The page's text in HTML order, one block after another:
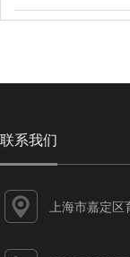
联系我们
上海市嘉定